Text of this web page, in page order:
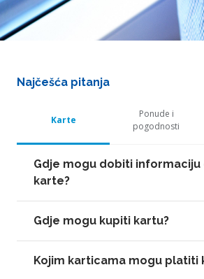
Najčešća pitanja
Karte
Ponude i
pogodnosti
Gdje mogu dobiti informaciju
karte?
Gdje mogu kupiti kartu?
Kojim karticama mogu platiti